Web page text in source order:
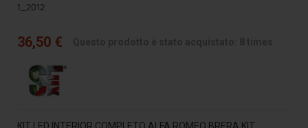
1_2012
36,50 €
KIT LED INTERIOR COMPLETO ALFA ROMEO BRERA KIT